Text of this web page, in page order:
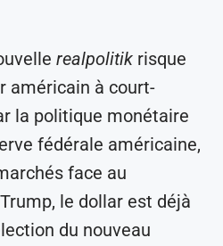
realpolitik risque
américain à court-
la politique monétaire
fédérale américaine,
face au
le dollar est déjà
du nouveau